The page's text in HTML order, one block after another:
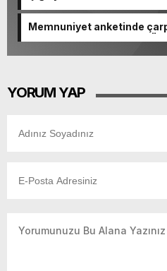
Memnuniyet anketinde
başkanlardan memnun,
YORUM YAP